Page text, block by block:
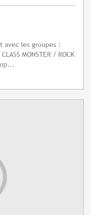
avec les groupes :
MONSTER / ROCK